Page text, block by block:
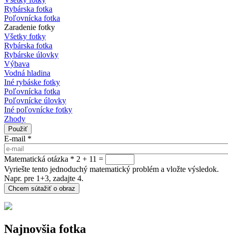
Rybárska fotka
Poľovnícka fotka
Zaradenie fotky
Všetky fotky
Rybárska fotka
Rybárske úlovky
Výbava
Vodná hladina
Iné rybáske fotky
Poľovnícka fotka
Poľovnícke úlovky
Iné poľovnícke fotky
Zhody
E-mail *
Matematická otázka * 2 + 11 =
Vyriešte tento jednoduchý matematický problém a vložte výsledok.
Napr. pre 1+3, zadajte 4.
Najnovšia fotka